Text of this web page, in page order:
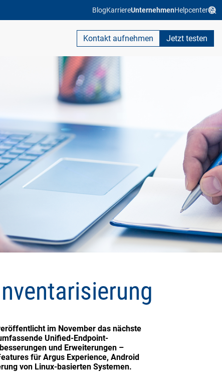
BlogKarriereUnternehmenHelpcenter
Kontakt aufnehmen Jetzt testen
im November das nächste
Unified-Endpoint-
und Erweiterungen –
für Argus Experience, Android
von Linux-basierten Systemen.